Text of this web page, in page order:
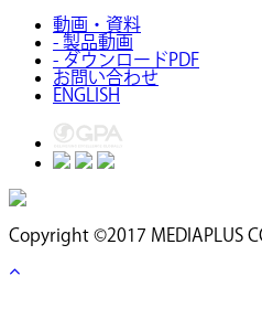
動画・資料
- 製品動画
- ダウンロードPDF
お問い合わせ
ENGLISH
Copyright ©2017 MEDIAPLUS